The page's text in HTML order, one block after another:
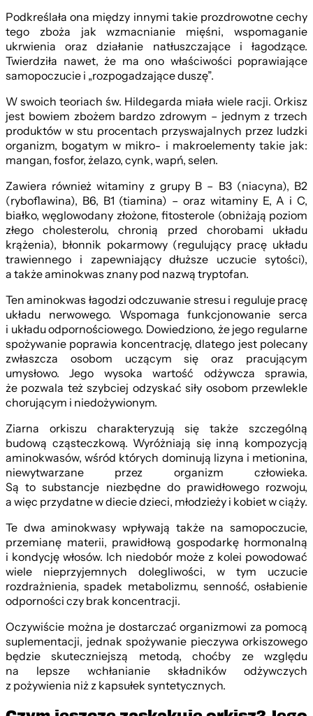
Podkreślała ona między innymi takie prozdrowotne cechy
tego zboża jak wzmacnianie mięśni, wspomaganie
ukrwienia oraz działanie natłuszczające i łagodzące.
Twierdziła nawet, że ma ono właściwości poprawiające
samopoczucie i „rozpogadzające duszę”.
W swoich teoriach św. Hildegarda miała wiele racji. Orkisz
jest bowiem zbożem bardzo zdrowym – jednym z trzech
produktów w stu procentach przyswajalnych przez ludzki
organizm, bogatym w mikro- i makroelementy takie jak:
mangan, fosfor, żelazo, cynk, wapń, selen.
Zawiera również witaminy z grupy B – B3 (niacyna), B2
(ryboflawina), B6, B1 (tiamina) – oraz witaminy E, A i C,
białko, węglowodany złożone, fitosterole (obniżają poziom
złego cholesterolu, chronią przed chorobami układu
krążenia), błonnik pokarmowy (regulujący pracę układu
trawiennego i zapewniający dłuższe uczucie sytości),
a także aminokwas znany pod nazwą tryptofan.
Ten aminokwas łagodzi odczuwanie stresu i reguluje pracę
układu nerwowego. Wspomaga funkcjonowanie serca
i układu odpornościowego. Dowiedziono, że jego regularne
spożywanie poprawia koncentrację, dlatego jest polecany
zwłaszcza osobom uczącym się oraz pracującym
umysłowo. Jego wysoka wartość odżywcza sprawia,
że pozwala też szybciej odzyskać siły osobom przewlekle
chorującym i niedożywionym.
Ziarna orkiszu charakteryzują się także szczególną
budową cząsteczkową. Wyróżniają się inną kompozycją
aminokwasów, wśród których dominują lizyna i metionina,
niewytwarzane przez organizm człowieka.
Są to substancje niezbędne do prawidłowego rozwoju,
a więc przydatne w diecie dzieci, młodzieży i kobiet w ciąży.
Te dwa aminokwasy wpływają także na samopoczucie,
przemianę materii, prawidłową gospodarkę hormonalną
i kondycję włosów. Ich niedobór może z kolei powodować
wiele nieprzyjemnych dolegliwości, w tym uczucie
rozdrażnienia, spadek metabolizmu, senność, osłabienie
odporności czy brak koncentracji.
Oczywiście można je dostarczać organizmowi za pomocą
suplementacji, jednak spożywanie pieczywa orkiszowego
będzie skuteczniejszą metodą, choćby ze względu
na lepsze wchłanianie składników odżywczych
z pożywienia niż z kapsułek syntetycznych.